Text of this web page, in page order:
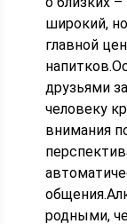
широкий,
главной
друзьями
человеку
внимания
родными,